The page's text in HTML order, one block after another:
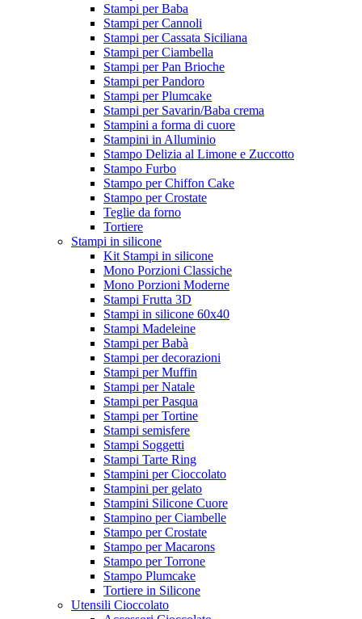
Stampi per Baba
Stampi per Cannoli
Stampi per Cassata Siciliana
Stampi per Ciambella
Stampi per Pan Brioche
Stampi per Pandoro
Stampi per Plumcake
Stampi per Savarin/Baba crema
Stampini a forma di cuore
Stampini in Alluminio
Stampo Delizia al Limone e Zuccotto
Stampo Furbo
Stampo per Chiffon Cake
Stampo per Crostate
Teglie da forno
Tortiere
Stampi in silicone
Kit Stampi in silicone
Mono Porzioni Classiche
Mono Porzioni Moderne
Stampi Frutta 3D
Stampi in silicone 60x40
Stampi Madeleine
Stampi per Babà
Stampi per decorazioni
Stampi per Muffin
Stampi per Natale
Stampi per Pasqua
Stampi per Tortine
Stampi semisfere
Stampi Soggetti
Stampi Tarte Ring
Stampini per Cioccolato
Stampini per gelato
Stampini Silicone Cuore
Stampino per Ciambelle
Stampo per Crostate
Stampo per Macarons
Stampo per Torrone
Stampo Plumcake
Tortiere in Silicone
Utensili Cioccolato